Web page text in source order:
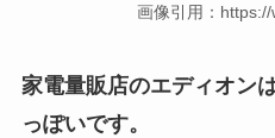
画像引用：
家電量販店のエディオン
っぽいです。